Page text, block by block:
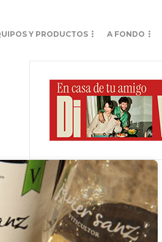
Y PRODUCTOS A FONDO